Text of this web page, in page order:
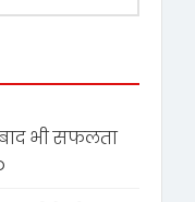
भी सफलता